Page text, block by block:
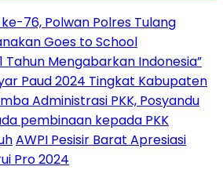
76, Polwan Polres Tulang
Goes to School
Tahun Mengabarkan Indonesia”
Paud 2024 Tingkat Kabupaten
Administrasi PKK, Posyandu
pembinaan kepada PKK
AWPI Pesisir Barat Apresiasi
Pro 2024